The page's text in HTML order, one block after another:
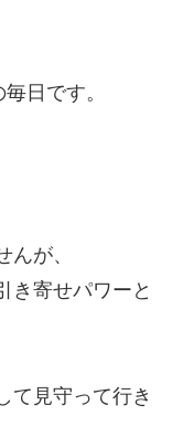
日です。
が、
き寄せパワーと
て見守って行き